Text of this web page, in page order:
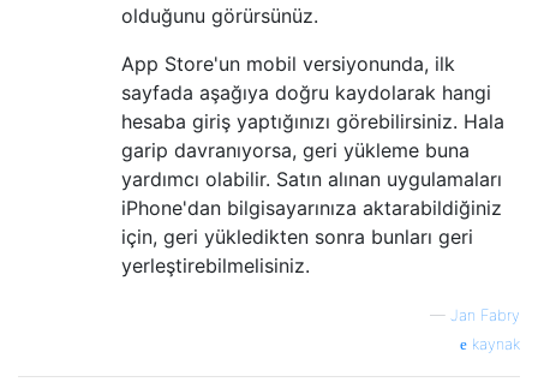
olduğunu görürsünüz.
App Store'un mobil versiyonunda, ilk
sayfada aşağıya doğru kaydolarak hangi
hesaba giriş yaptığınızı görebilirsiniz. Hala
garip davranıyorsa, geri yükleme buna
yardımcı olabilir. Satın alınan uygulamaları
iPhone'dan bilgisayarınıza aktarabildiğiniz
için, geri yükledikten sonra bunları geri
yerleştirebilmelisiniz.
— Jan Fabry
kaynak